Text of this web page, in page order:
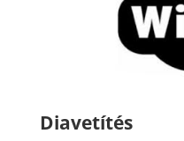
Diavetítés